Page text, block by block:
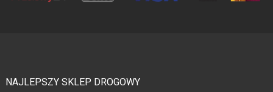
NAJLEPSZY SKLEP DROGOWY